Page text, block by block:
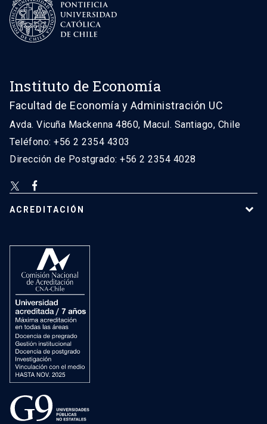
Instituto de Economía
Facultad de Economía y Administración UC
Avda. Vicuña Mackenna 4860, Macul. Santiago, Chile
Teléfono: +56 2 2354 4303
Dirección de Postgrado: +56 2 2354 4028
ACREDITACIÓN